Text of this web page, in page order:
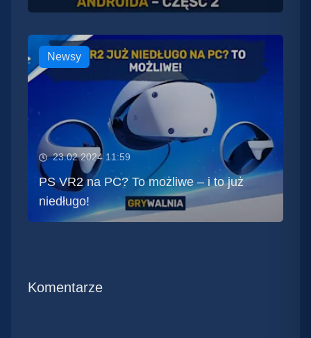
Newsy
23.02.2024 11:59
PS VR2 na PC? To możliwe – i to już
niedługo!
Komentarze